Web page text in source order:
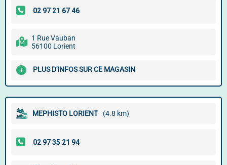
1 Rue Vauban
56100 Lorient
PLUS D'INFOS SUR CE MAGASIN
MEPHISTO LORIENT (4.8 km)